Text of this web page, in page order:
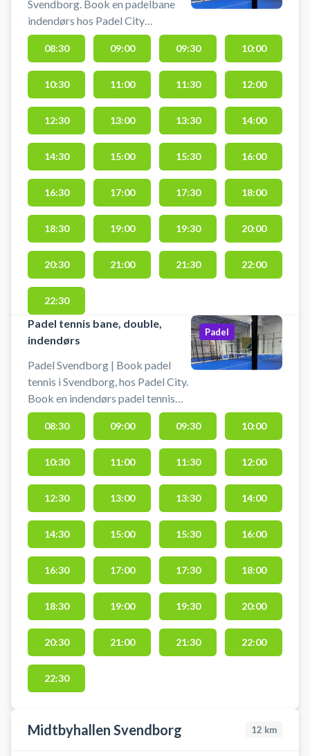
Svendborg. Book en padelbane
indendørs hos Padel City
Svendborg og spil padel på en
singlebane til 2 personer. Padel
City's padelcenter er beliggende
bolde kan købes i padelcenteret.
Medbring indendørssko.
Derudover byder Padel City
Svendborg på gratis parkering.
Ønsker du i stedet en doublebane
finder du 5 doublebaner i dette
padelcenter i Svendborg.
08:30 09:00 09:30 10:00
10:30 11:00 11:30 12:00
12:30 13:00 13:30 14:00
14:30 15:00 15:30 16:00
16:30 17:00 17:30 18:00
18:30 19:00 19:30 20:00
20:30 21:00 21:30 22:00
22:30
Padel tennis bane, double,
indendørs
Padel Svendborg | Book padel
tennis i Svendborg, hos Padel City.
Book en indendørs padel tennis
bane hos Padel City og spil padel
tennis i Svendborg på en
doublebane til 4 personer.
Parkering er gratis ved booking af
padelcenter i Svendborg. Padelbat
kan lejes og bolde købes i
padelcenteret.
Padel
08:30 09:00 09:30 10:00
10:30 11:00 11:30 12:00
12:30 13:00 13:30 14:00
14:30 15:00 15:30 16:00
16:30 17:00 17:30 18:00
18:30 19:00 19:30 20:00
20:30 21:00 21:30 22:00
22:30
Midtbyhallen Svendborg 12 km